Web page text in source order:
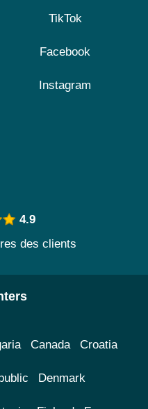
TikTok
Facebook
Instagram
4.9
des clients
Canada Croatia
Denmark